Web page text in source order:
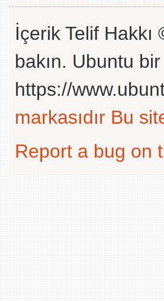
İçerik Telif Hakkı
bakın. Ubuntu bir
https://
markasıdır Bu
Report a bug on